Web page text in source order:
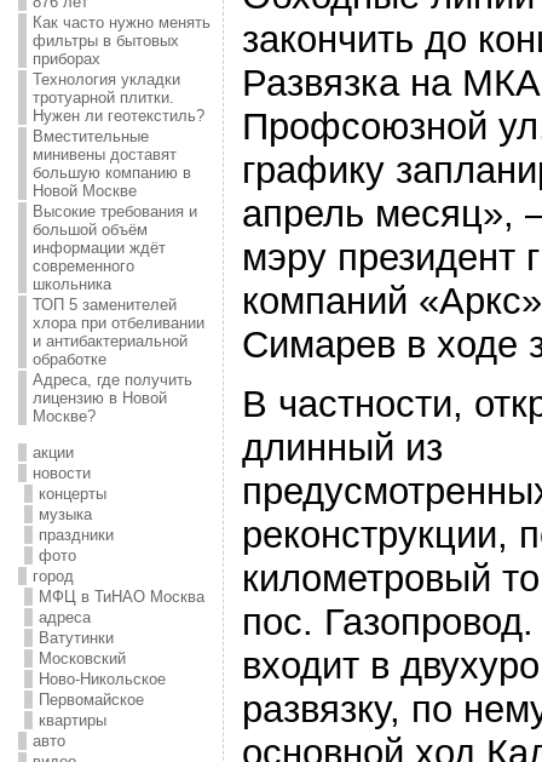
Как часто нужно менять
фильтры в бытовых
приборах
Технология укладки
тротуарной плитки.
Нужен ли геотекстиль?
Вместительные
минивены доставят
большую компанию в
Новой Москве
Высокие требования и
большой объём
информации ждёт
современного
школьника
ТОП 5 заменителей
хлора при отбеливании
и антибактериальной
обработке
Адреса, где получить
лицензию в Новой
Москве?
акции
новости
концерты
музыка
праздники
фото
город
МФЦ в ТиНАО Москва
адреса
Ватутинки
Московский
Ново-Никольское
Первомайское
квартиры
авто
закончить до
Развязка на
Профсоюзной
графику
апрель месяц»,
мэру президент
компаний
Симарев в ходе
В частности,
длинный из
реконструкции,
километровый
пос.
входит в
развязку, по
основной ход